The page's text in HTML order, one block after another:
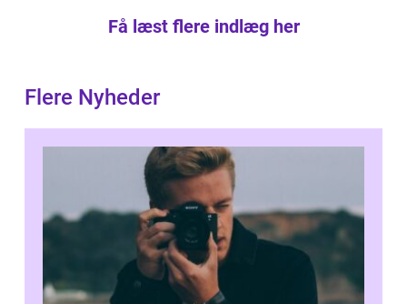
Få læst flere indlæg her
Flere Nyheder